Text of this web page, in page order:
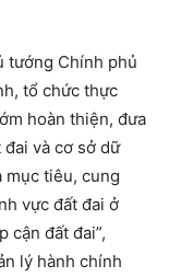
tướng Chính phủ
tổ chức thực
hoàn thiện, đưa
và cơ sở dữ
mục tiêu, cung
vực đất đai ở
cận đất đai”,
lý hành chính